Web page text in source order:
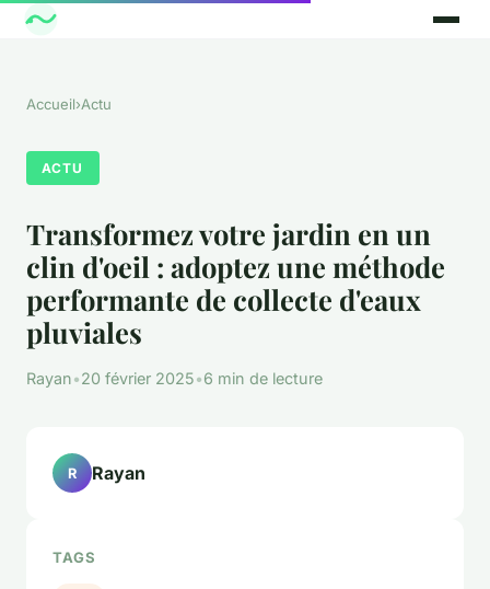
Accueil›Actu
ACTU
Transformez votre jardin en un
clin d'oeil : adoptez une méthode
performante de collecte d'eaux
pluviales
Rayan•20 février 2025•6 min de lecture
R Rayan
TAGS